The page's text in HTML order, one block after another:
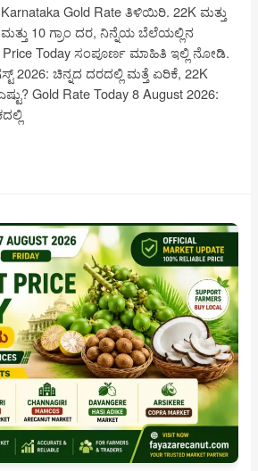
Gold Rate ತಿಳಿಯಿರಿ. 22K ಮತ್ತು
ಮತ್ತು 10 ಗ್ರಾಂ ದರ, ನಿನ್ನೆಯ ಬೆಲೆಯಲ್ಲಿನ
Today ಸಂಪೂರ್ಣ ಮಾಹಿತಿ ಇಲ್ಲಿ ನೋಡಿ.
2026: ಚಿನ್ನದ ದರದಲ್ಲಿ ಮತ್ತೆ ಏರಿಕೆ, 22K
Gold Rate Today 8 August 2026: